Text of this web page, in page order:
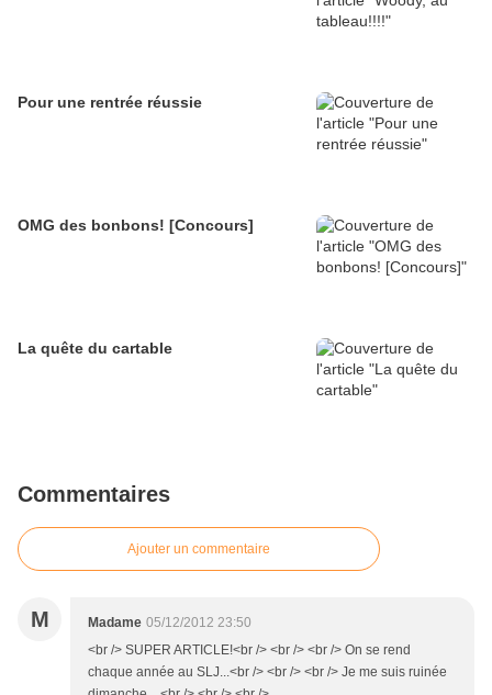
Pour une rentrée réussie
OMG des bonbons! [Concours]
La quête du cartable
Commentaires
Ajouter un commentaire
M Madame 05/12/2012 23:50
<br /> SUPER ARTICLE!<br /> <br /> <br /> On se rend
chaque année au SLJ...<br /> <br /> <br /> Je me suis ruinée